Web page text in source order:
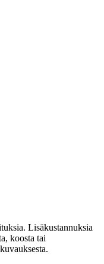
Lisäkustannuksia
koosta tai